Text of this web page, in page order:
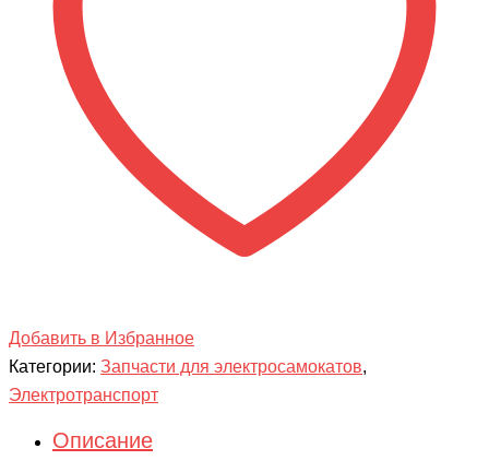
Добавить в Избранное
Категории: Запчасти для электросамокатов,
Электротранспорт
Описание